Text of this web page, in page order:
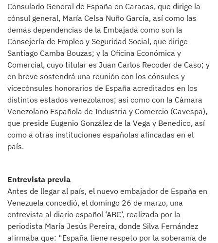
Consulado General de España en Caracas, que dirige la
cónsul general, María Celsa Nuño García, así como las
demás dependencias de la Embajada como son la
Consejería de Empleo y Seguridad Social, que dirige
Santiago Camba Bouzas; y la Oficina Económica y
Comercial, cuyo titular es Juan Carlos Recoder de Caso; y
en breve sostendrá una reunión con los cónsules y
vicecónsules honorarios de España acreditados en los
distintos estados venezolanos; así como con la Cámara
Venezolano Española de Industria y Comercio (Cavespa),
que preside Eugenio González de la Vega y Benedico, así
como a otras instituciones españolas afincadas en el
país.
Entrevista previa
Antes de llegar al país, el nuevo embajador de España en
Venezuela concedió, el domingo 26 de marzo, una
entrevista al diario español ‘ABC’, realizada por la
periodista María Jesús Pereira, donde Silva Fernández
afirmaba que: “España tiene respeto por la soberanía de